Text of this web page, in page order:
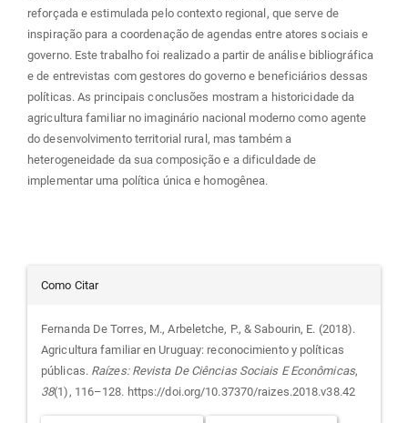
reforçada e estimulada pelo contexto regional, que serve de
inspiração para a coordenação de agendas entre atores sociais e
governo. Este trabalho foi realizado a partir de análise bibliográfica
e de entrevistas com gestores do governo e beneficiários dessas
políticas. As principais conclusões mostram a historicidade da
agricultura familiar no imaginário nacional moderno como agente
do desenvolvimento territorial rural, mas também a
heterogeneidade da sua composição e a dificuldade de
implementar uma política única e homogênea.
Detalhes
do
artigo
Como Citar
Fernanda De Torres, M., Arbeletche, P., & Sabourin, E. (2018).
Agricultura familiar en Uruguay: reconocimiento y políticas
públicas. Raízes: Revista De Ciências Sociais E Econômicas,
38(1), 116–128. https://doi.org/10.37370/raizes.2018.v38.42